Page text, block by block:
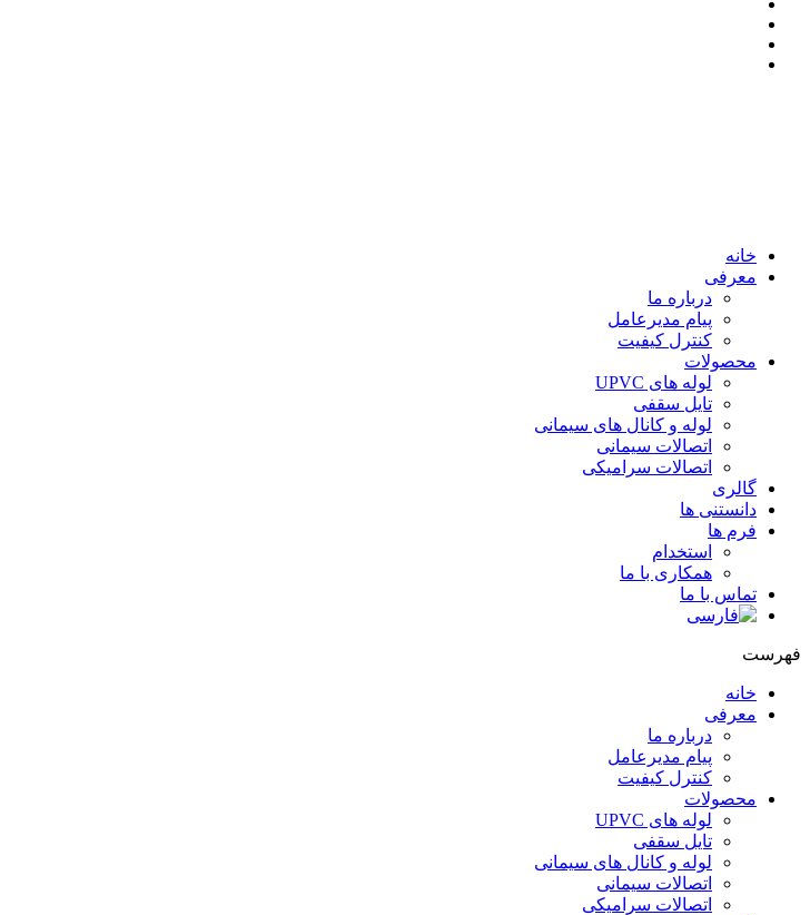
خانه
معرفی
درباره ما
پیام مدیرعامل
کنترل کیفیت
محصولات
لوله های UPVC
تایل سقفی
لوله و کانال های سیمانی
اتصالات سیمانی
اتصالات سرامیکی
گالری
دانستنی ها
فرم ها
استخدام
همکاری با ما
تماس با ما
فهرست
خانه
معرفی
درباره ما
پیام مدیرعامل
کنترل کیفیت
محصولات
لوله های UPVC
تایل سقفی
لوله و کانال های سیمانی
اتصالات سیمانی
اتصالات سرامیکی